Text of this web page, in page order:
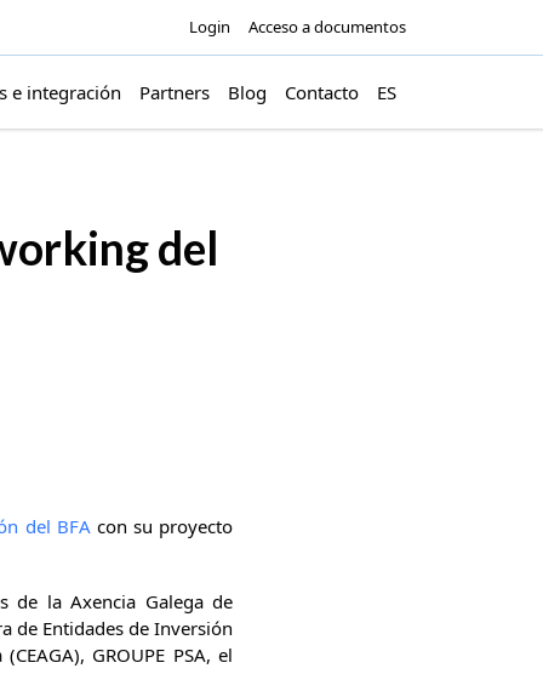
Login Acceso a documentos
e integración Partners Blog Contacto ES
del
del BFA con su proyecto
de la Axencia Galega de
de Entidades de Inversión
GROUPE PSA, el